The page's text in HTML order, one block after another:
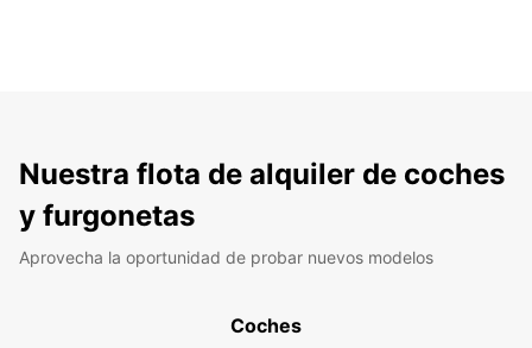
Nuestra flota de alquiler de coches
y furgonetas
Aprovecha la oportunidad de probar nuevos modelos
Coches